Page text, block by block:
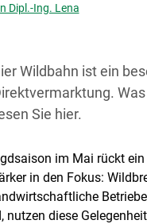
Dipl.-Ing. Lena
Wildbahn ist ein
Sie hier.
im Mai rückt ein
in den Fokus:
nutzen diese